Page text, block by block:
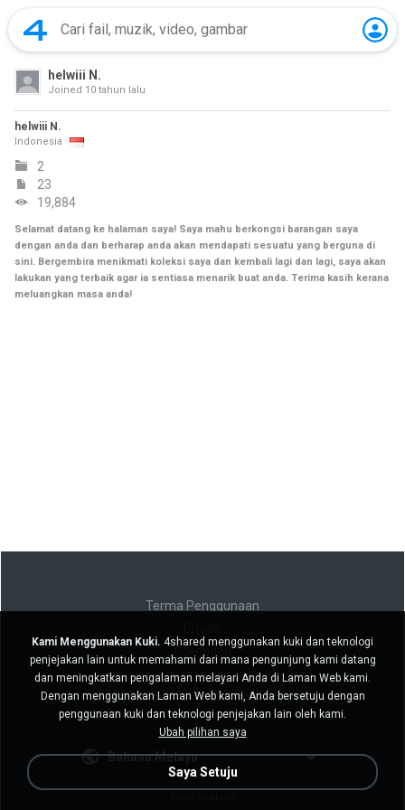
helwiii N.
Joined 10 tahun lalu
helwiii N.
Indonesia
2
23
19,884
Selamat datang ke halaman saya! Saya mahu berkongsi barangan saya
dengan anda dan berharap anda akan mendapati sesuatu yang berguna di
sini. Bergembira menikmati koleksi saya dan kembali lagi dan lagi, saya akan
lakukan yang terbaik agar ia sentiasa menarik buat anda. Terima kasih kerana
meluangkan masa anda!
Terma Penggunaan
Jangan jual maklumat peribadi saya
Jangan kongsi maklumat peribadi saya
Bahasa Melayu
Kami Menggunakan Kuki. 4shared menggunakan kuki dan teknologi
penjejakan lain untuk memahami dari mana pengunjung kami datang
dan meningkatkan pengalaman melayari Anda di Laman Web kami.
Dengan menggunakan Laman Web kami, Anda bersetuju dengan
penggunaan kuki dan teknologi penjejakan lain oleh kami.
Ubah pilihan saya
Saya Setuju